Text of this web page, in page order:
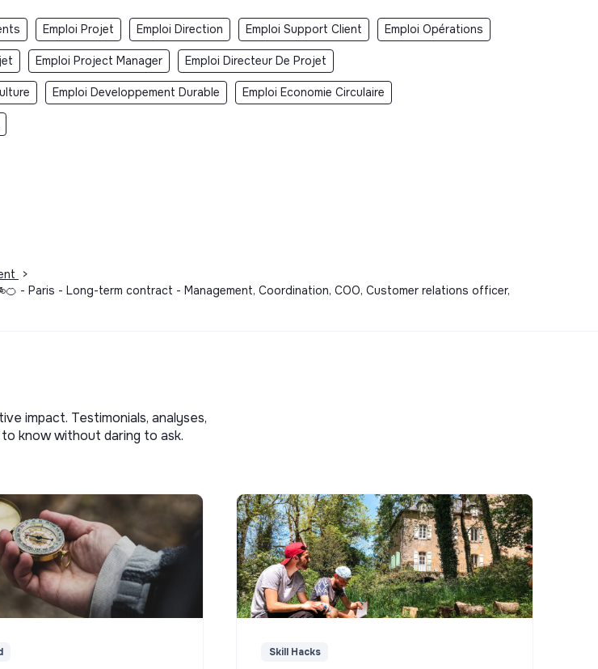
Emploi Projet Emploi Direction Emploi Support Client Emploi Opérations
Emploi Project Manager Emploi Directeur De Projet
Emploi Developpement Durable Emploi Economie Circulaire
>
- Paris - Long-term contract - Management, Coordination, COO, Customer relations officer,
impact. Testimonials, analyses,
know without daring to ask.
Skill Hacks